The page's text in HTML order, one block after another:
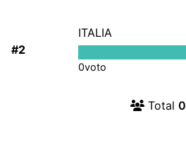
#2
ITALIA
0voto
Total 0